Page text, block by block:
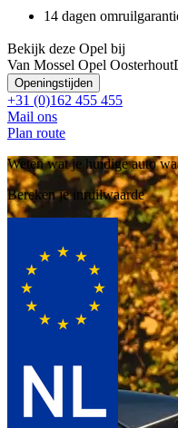
14 dagen
Bekijk deze Opel bij
Van Mossel Opel Oosterhout
Openingstijden
+31 (0)162 455 455
Mail ons
Plan route
Weten wat je huidige auto
Bereken je inruilwaarde